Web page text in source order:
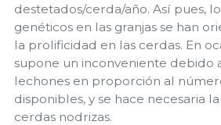
destetados/cerda/año. Así pues,
genéticos en las granjas se han
la prolificidad en las cerdas. En
supone un inconveniente debido
lechones en proporción al
disponibles, y se hace necesaria
cerdas nodrizas.